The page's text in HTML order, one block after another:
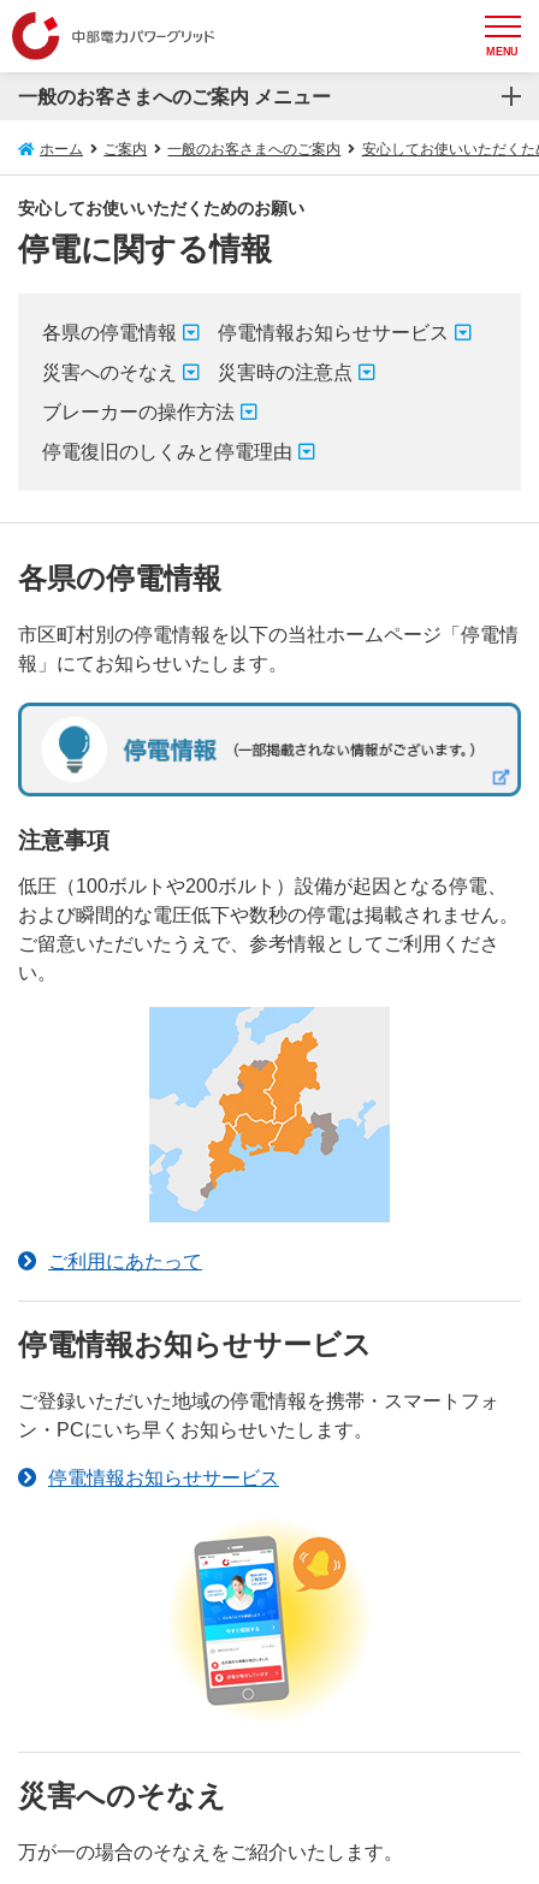
MENU
一般のお客さまへのご案内 メニュー
一般のお客さまへのご案内
再生可能エネルギー発電設備等の接続について
電気の安心情報
スマートメーターについて
電圧フリッカについて
防護管WEB受付システム
最終保障供給のご契約について
電柱・地中管路等のご利用（標準実施要領）について
土地・建物に関するお申込み・お問い合わせについて
ホーム ご案内 一般のお客さまへのご案内 安心してお使いいただく
安心してお使いいただくためのお願い
停電に関する情報
各県の停電情報
停電情報お知らせサービス
災害へのそなえ
災害時の注意点
ブレーカーの操作方法
停電復旧のしくみと停電理由
各県の停電情報
市区町村別の停電情報を以下の当社ホームページ「停電情
報」にてお知らせいたします。
注意事項
低圧（100ボルトや200ボルト）設備が起因となる停電、
および瞬間的な電圧低下や数秒の停電は掲載されません。
ご留意いただいたうえで、参考情報としてご利用くださ
い。
ご利用にあたって
停電情報お知らせサービス
ご登録いただいた地域の停電情報を携帯・スマートフォ
ン・PCにいち早くお知らせいたします。
停電情報お知らせサービス
災害へのそなえ
万が一の場合のそなえをご紹介いたします。